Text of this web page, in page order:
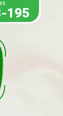
195